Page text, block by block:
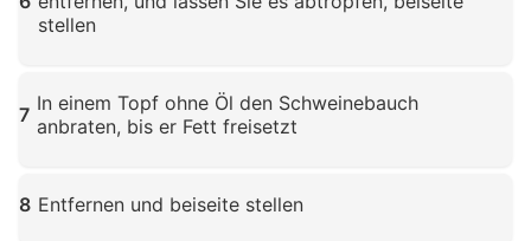
stellen
7 In einem Topf ohne Öl den Schweinebauch
anbraten, bis er Fett freisetzt
8 Entfernen und beiseite stellen